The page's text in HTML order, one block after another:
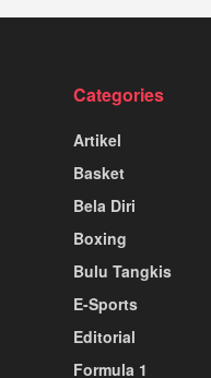
Categories
Artikel
Basket
Bela Diri
Boxing
Bulu Tangkis
E-Sports
Editorial
Formula 1